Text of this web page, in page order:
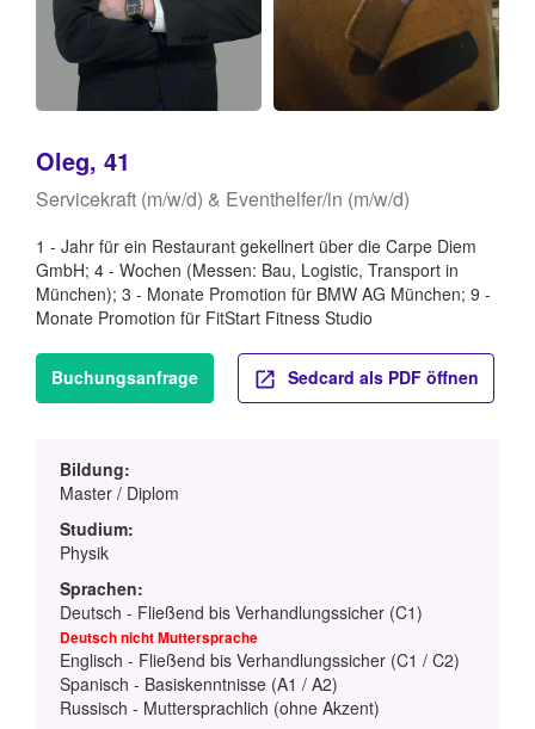
Oleg, 41
Servicekraft (m/w/d) & Eventhelfer/in (m/w/d)
1 - Jahr für ein Restaurant gekellnert über die Carpe Diem
GmbH; 4 - Wochen (Messen: Bau, Logistic, Transport in
München); 3 - Monate Promotion für BMW AG München; 9 -
Monate Promotion für FitStart Fitness Studio
Buchungsanfrage Sedcard als PDF öffnen
Bildung:
Master / Diplom
Studium:
Physik
Sprachen:
Deutsch - Fließend bis Verhandlungssicher (C1)
Deutsch nicht Muttersprache
Englisch - Fließend bis Verhandlungssicher (C1 / C2)
Spanisch - Basiskenntnisse (A1 / A2)
Russisch - Muttersprachlich (ohne Akzent)